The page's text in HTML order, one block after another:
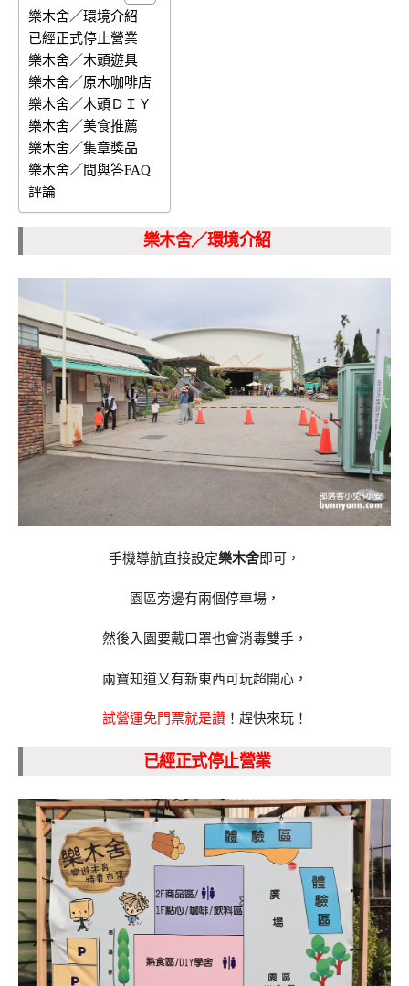
樂木舍／環境介紹
已經正式停止營業
樂木舍／木頭遊具
樂木舍／原木咖啡店
樂木舍／木頭ＤＩＹ
樂木舍／美食推薦
樂木舍／集章獎品
樂木舍／問與答FAQ
評論
樂木舍／環境介紹
手機導航直接設定樂木舍即可，
園區旁邊有兩個停車場，
然後入園要戴口罩也會消毒雙手，
兩寶知道又有新東西可玩超開心，
試營運免門票就是讚！趕快來玩！
已經正式停止營業